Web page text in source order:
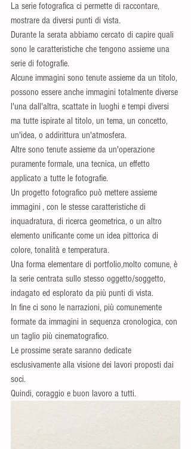
La serie fotografica ci permette di raccontare,
mostrare da diversi punti di vista.
Durante la serata abbiamo cercato di capire quali
sono le caratteristiche che tengono assieme una
serie di fotografie.
Alcune immagini sono tenute assieme da un titolo,
possono essere anche immagini totalmente diverse
l'una dall'altra, scattate in luoghi e tempi diversi
ma tutte ispirate al titolo, un tema, un concetto,
un'idea, o addirittura un'atmosfera.
Altre sono tenute assieme da un'operazione
puramente formale, una tecnica, un effetto
applicato a tutte le fotografie.
Un progetto fotografico può mettere assieme
immagini , con le stesse caratteristiche di
inquadratura, di ricerca geometrica, o un altro
elemento unificante come un idea pittorica di
colore, tonalità e temperatura.
Una forma elementare di portfolio,molto comune, è
la serie centrata sullo stesso oggetto/soggetto,
indagato ed esplorato da più punti di vista.
In fine ci sono le narrazioni, più comunemente
formate da immagini in sequenza cronologica, con
un taglio più cinematografico.
Le prossime serate saranno dedicate
esclusivamente alla visione dei lavori proposti dai
soci.
Quindi, coraggio e buon lavoro a tutti.